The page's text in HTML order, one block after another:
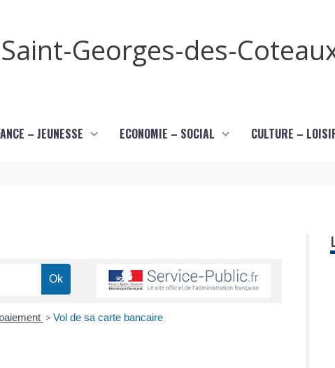
Saint-Georges-des-
– JEUNESSE ECONOMIE – SOCIAL CULTURE –
> Vol de sa carte bancaire